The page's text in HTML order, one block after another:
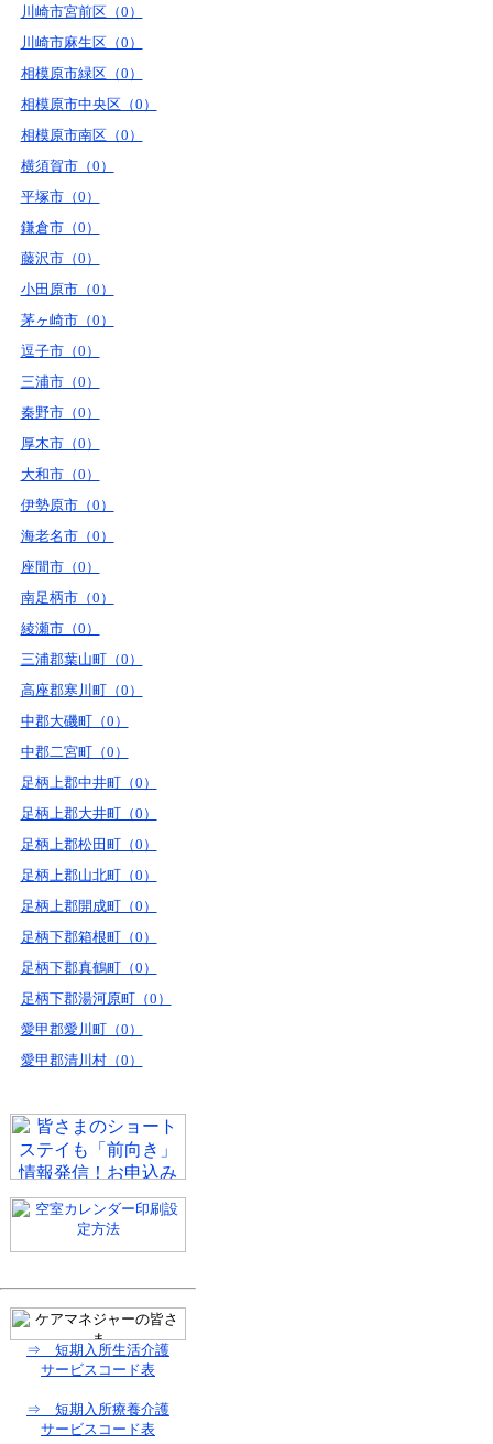
川崎市宮前区（0）
川崎市麻生区（0）
相模原市緑区（0）
相模原市中央区（0）
相模原市南区（0）
横須賀市（0）
平塚市（0）
鎌倉市（0）
藤沢市（0）
小田原市（0）
茅ヶ崎市（0）
逗子市（0）
三浦市（0）
秦野市（0）
厚木市（0）
大和市（0）
伊勢原市（0）
海老名市（0）
座間市（0）
南足柄市（0）
綾瀬市（0）
三浦郡葉山町（0）
高座郡寒川町（0）
中郡大磯町（0）
中郡二宮町（0）
足柄上郡中井町（0）
足柄上郡大井町（0）
足柄上郡松田町（0）
足柄上郡山北町（0）
足柄上郡開成町（0）
足柄下郡箱根町（0）
足柄下郡真鶴町（0）
足柄下郡湯河原町（0）
愛甲郡愛川町（0）
愛甲郡清川村（0）
⇒ 短期入所生活介護
サービスコード表
⇒ 短期入所療養介護
サービスコード表